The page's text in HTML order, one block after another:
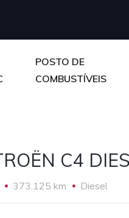
POSTO DE
COMBUSTÍVEIS
C4
373.125 km Diesel